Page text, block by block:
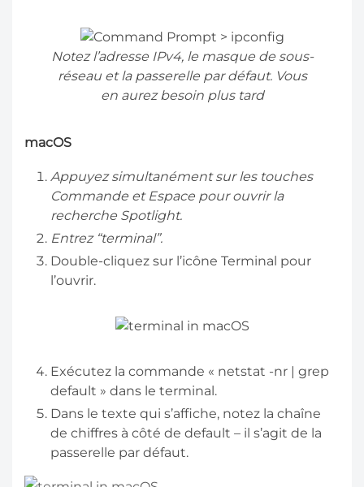
Notez l’adresse IPv4, le masque de sous-
réseau et la passerelle par défaut. Vous
en aurez besoin plus tard
macOS
Appuyez simultanément sur les touches
Commande et Espace pour ouvrir la
recherche Spotlight.
Entrez “terminal”.
Double-cliquez sur l’icône Terminal pour
l’ouvrir.
Exécutez la commande « netstat -nr | grep
default » dans le terminal.
Dans le texte qui s’affiche, notez la chaîne
de chiffres à côté de default – il s’agit de la
passerelle par défaut.